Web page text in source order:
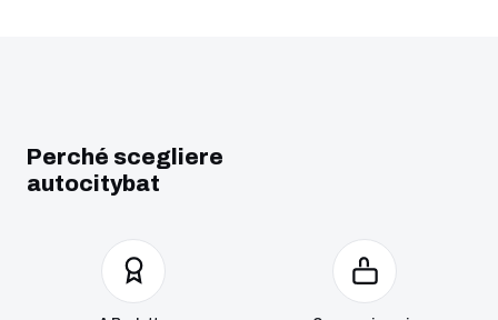
Perché scegliere
autocitybat